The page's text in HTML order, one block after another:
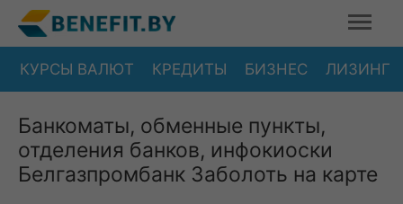
КУРСЫ ВАЛЮТ КРЕДИТЫ БИЗНЕС ЛИЗИНГ
Банкоматы, обменные пункты,
отделения банков, инфокиоски
Белгазпромбанк Заболоть на карте